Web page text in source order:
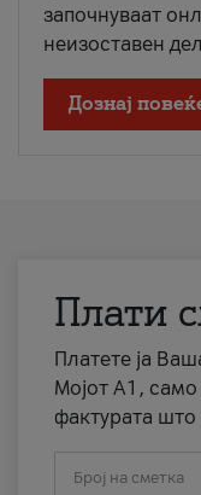
започнуваат
неизоставен
Дознај
Плати
Платете ја
Мојот А1, само
фактурата што
Број на сметка